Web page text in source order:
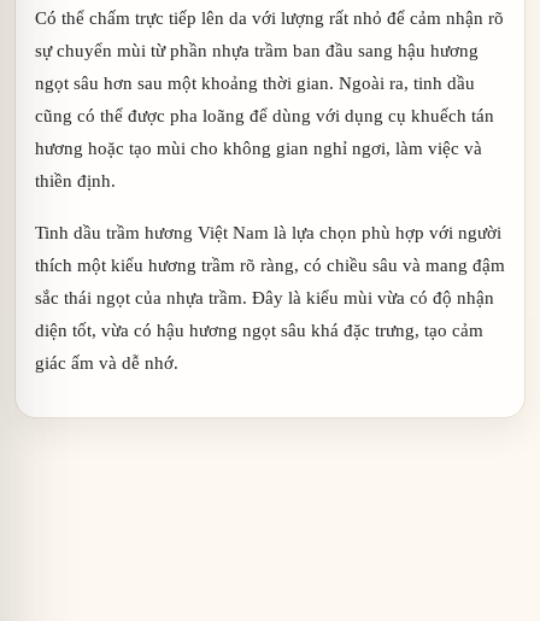
Có thể chấm trực tiếp lên da với lượng rất nhỏ để cảm nhận rõ
sự chuyển mùi từ phần nhựa trầm ban đầu sang hậu hương
ngọt sâu hơn sau một khoảng thời gian. Ngoài ra, tinh dầu
cũng có thể được pha loãng để dùng với dụng cụ khuếch tán
hương hoặc tạo mùi cho không gian nghỉ ngơi, làm việc và
thiền định.
Tinh dầu trầm hương Việt Nam là lựa chọn phù hợp với người
thích một kiểu hương trầm rõ ràng, có chiều sâu và mang đậm
sắc thái ngọt của nhựa trầm. Đây là kiểu mùi vừa có độ nhận
diện tốt, vừa có hậu hương ngọt sâu khá đặc trưng, tạo cảm
giác ấm và dễ nhớ.